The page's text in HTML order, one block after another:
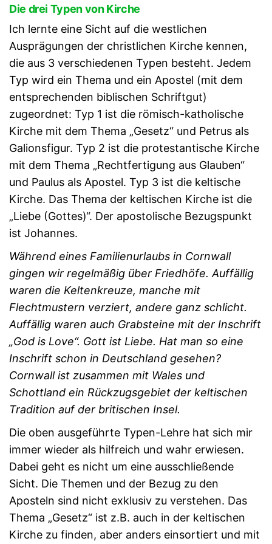
Die drei Typen von Kirche
Ich lernte eine Sicht auf die westlichen
Ausprägungen der christlichen Kirche kennen,
die aus 3 verschiedenen Typen besteht. Jedem
Typ wird ein Thema und ein Apostel (mit dem
entsprechenden biblischen Schriftgut)
zugeordnet: Typ 1 ist die römisch-katholische
Kirche mit dem Thema „Gesetz“ und Petrus als
Galionsfigur. Typ 2 ist die protestantische Kirche
mit dem Thema „Rechtfertigung aus Glauben“
und Paulus als Apostel. Typ 3 ist die keltische
Kirche. Das Thema der keltischen Kirche ist die
„Liebe (Gottes)“. Der apostolische Bezugspunkt
ist Johannes.
Während eines Familienurlaubs in Cornwall
gingen wir regelmäßig über Friedhöfe. Auffällig
waren die Keltenkreuze, manche mit
Flechtmustern verziert, andere ganz schlicht.
Auffällig waren auch Grabsteine mit der Inschrift
„God is Love“. Gott ist Liebe. Hat man so eine
Inschrift schon in Deutschland gesehen?
Cornwall ist zusammen mit Wales und
Schottland ein Rückzugsgebiet der keltischen
Tradition auf der britischen Insel.
Die oben ausgeführte Typen-Lehre hat sich mir
immer wieder als hilfreich und wahr erwiesen.
Dabei geht es nicht um eine ausschließende
Sicht. Die Themen und der Bezug zu den
Aposteln sind nicht exklusiv zu verstehen. Das
Thema „Gesetz“ ist z.B. auch in der keltischen
Kirche zu finden, aber anders einsortiert und mit